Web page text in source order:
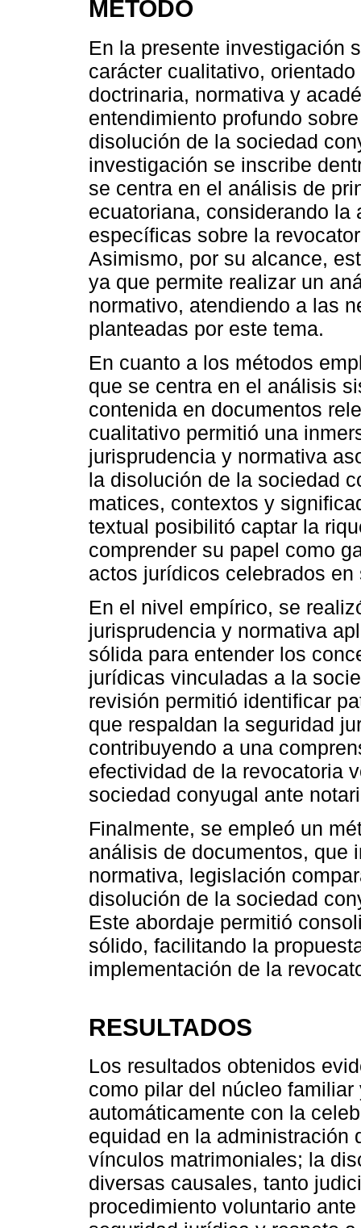
MÉTODO
En la presente investigación
carácter cualitativo,
doctrinaria, normativa y
entendimiento profundo
disolución de la sociedad
investigación se inscribe
se centra en el análisis de
ecuatoriana, considerando
específicas sobre la
Asimismo, por su alcance,
ya que permite realizar un
normativo, atendiendo a las
planteadas por este tema.
En cuanto a los métodos
que se centra en el análisis
contenida en documentos
cualitativo permitió una
jurisprudencia y normativa
la disolución de la sociedad
matices, contextos y
textual posibilitó captar la
comprender su papel como
actos jurídicos celebrados
En el nivel empírico, se
jurisprudencia y normativa
sólida para entender los
jurídicas vinculadas a la
revisión permitió identificar
que respaldan la seguridad
contribuyendo a una
efectividad de la revocatoria
sociedad conyugal ante
Finalmente, se empleó un
análisis de documentos, que
normativa, legislación
disolución de la sociedad
Este abordaje permitió
sólido, facilitando la
implementación de la
RESULTADOS
Los resultados obtenidos
como pilar del núcleo
automáticamente con la
equidad en la administración
vínculos matrimoniales; la
diversas causales, tanto
procedimiento voluntario